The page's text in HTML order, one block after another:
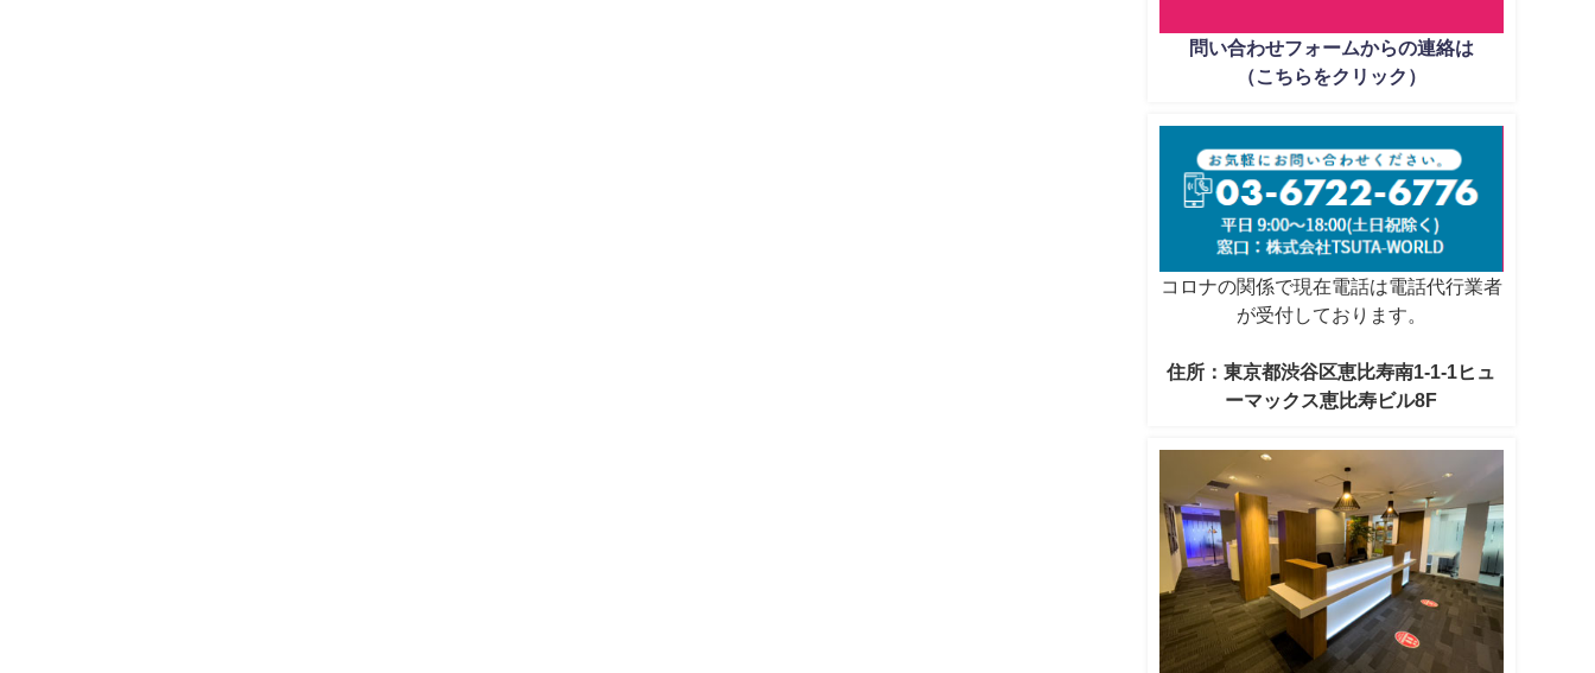
問い合わせフォームからの連絡は
（こちらをクリック）
コロナの関係で現在電話は電話代行業者
が受付しております。
住所：東京都渋谷区恵比寿南1-1-1ヒュ
ーマックス恵比寿ビル8F